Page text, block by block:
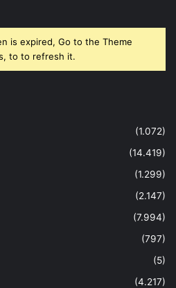
is expired, Go to the Theme
to to refresh it.
(1.072)
(14.419)
(1.299)
(2.147)
(7.994)
(797)
(5)
(4.217)